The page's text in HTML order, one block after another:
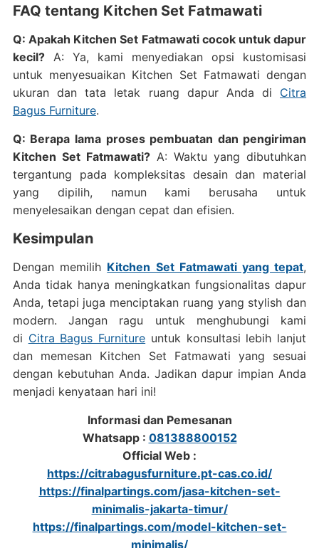
FAQ tentang Kitchen Set Fatmawati
Q: Apakah Kitchen Set Fatmawati cocok untuk dapur
kecil?A: Ya, kami menyediakan opsi kustomisasi
untuk menyesuaikan Kitchen Set Fatmawati dengan
ukuran dan tata letak ruang dapur Anda di Citra
Bagus Furniture.
Q: Berapa lama proses pembuatan dan pengiriman
Kitchen Set Fatmawati?A: Waktu yang dibutuhkan
tergantung pada kompleksitas desain dan material
yang dipilih, namun kami berusaha untuk
menyelesaikan dengan cepat dan efisien.
Kesimpulan
Dengan memilih Kitchen Set Fatmawati yang tepat,
Anda tidak hanya meningkatkan fungsionalitas dapur
Anda, tetapi juga menciptakan ruang yang stylish dan
modern. Jangan ragu untuk menghubungi kami
di Citra Bagus Furniture untuk konsultasi lebih lanjut
dan memesan Kitchen Set Fatmawati yang sesuai
dengan kebutuhan Anda. Jadikan dapur impian Anda
menjadi kenyataan hari ini!
Informasi dan Pemesanan
Whatsapp : 081388800152
Official Web :
https://citrabagusfurniture.pt-cas.co.id/
https://finalpartings.com/jasa-kitchen-set-
minimalis-jakarta-timur/
https://finalpartings.com/model-kitchen-set-
minimalis/